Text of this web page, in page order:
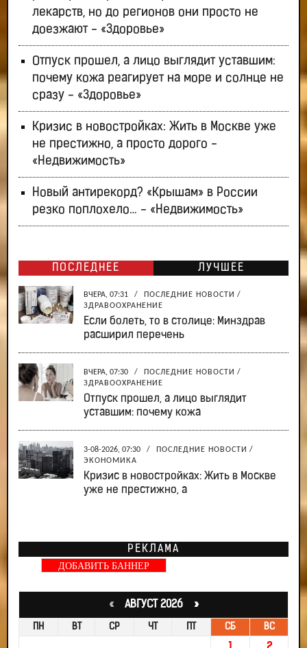
лекарств, но до регионов они просто не
доезжают - «Здоровье»
Отпуск прошел, а лицо выглядит уставшим:
почему кожа реагирует на море и солнце не
сразу - «Здоровье»
Кризис в новостройках: Жить в Москве уже
не престижно, а просто дорого -
«Недвижимость»
Новый антирекорд? «Крышам» в России
резко поплохело… - «Недвижимость»
ПОСЛЕДНЕЕ ЛУЧШЕЕ
ВЧЕРА, 07:31 / ПОСЛЕДНИЕ НОВОСТИ /
ЗДРАВООХРАНЕНИЕ
Если болеть, то в столице: Минздрав
расширил перечень
ВЧЕРА, 07:30 / ПОСЛЕДНИЕ НОВОСТИ /
ЗДРАВООХРАНЕНИЕ
Отпуск прошел, а лицо выглядит
уставшим: почему кожа
3-08-2026, 07:30 / ПОСЛЕДНИЕ НОВОСТИ /
ЭКОНОМИКА
Кризис в новостройках: Жить в Москве
уже не престижно, а
РЕКЛАМА
ДОБАВИТЬ БАННЕР
«АВГУСТ 2026 »
ПН ВТ СР ЧТ ПТ СБ ВС